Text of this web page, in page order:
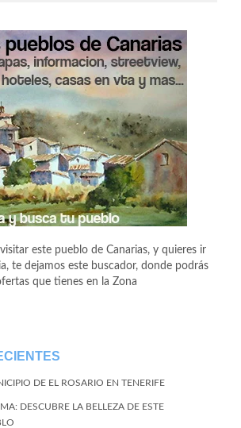
este pueblo de Canarias, y quieres ir
te dejamos este buscador, donde podrás
que tienes en la Zona
DE EL ROSARIO EN TENERIFE
DESCUBRE LA BELLEZA DE ESTE